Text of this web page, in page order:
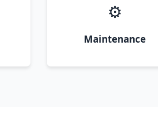
⚙️
Maintenance